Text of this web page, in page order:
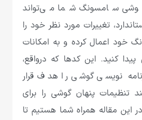
سامسونگ شما می‌تواند
تغییرات مورد‌ نظر خود را
خود اعمال کرده و به امکانات
کنید. این کدها که در‌واقع،
نویسی گوشی را هدف قرار
تنظیمات پنهان گوشی را برای
این مقاله همراه شما هستیم تا